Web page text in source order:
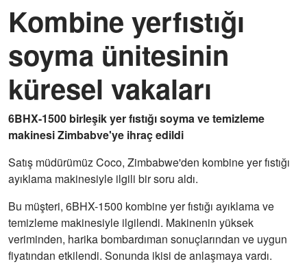
Kombine yerfıstığı
soyma ünitesinin
küresel vakaları
6BHX-1500 birleşik yer fıstığı soyma ve temizleme
makinesi Zimbabve'ye ihraç edildi
Satış müdürümüz Coco, Zimbabwe'den kombine yer fıstığı
ayıklama makinesiyle ilgili bir soru aldı.
Bu müşteri, 6BHX-1500 kombine yer fıstığı ayıklama ve
temizleme makinesiyle ilgilendi. Makinenin yüksek
veriminden, harika bombardıman sonuçlarından ve uygun
fiyatından etkilendi. Sonunda ikisi de anlaşmaya vardı.